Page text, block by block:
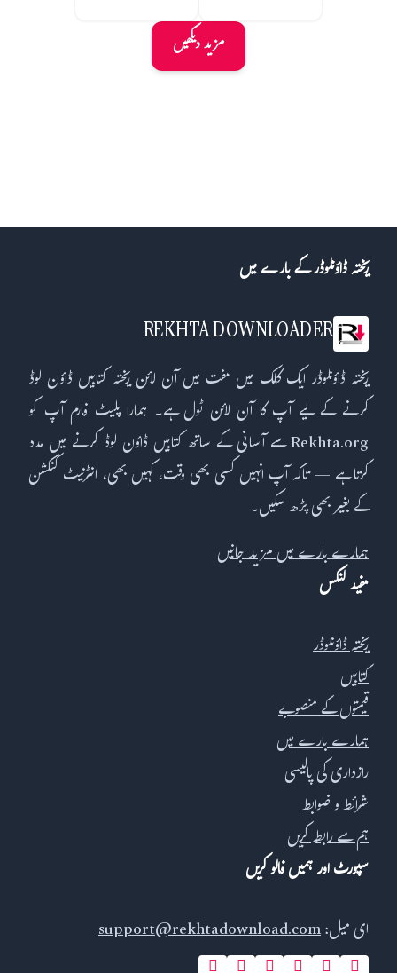
مزید دیکھیں
ریختہ ڈاؤنلوڈر کے بارے میں
REKHTA DOWNLOADER
ریختہ ڈاؤنلوڈر ایک کلک میں مفت میں آن لائن ریختہ کتابیں ڈاؤن لوڈ
کرنے کے لیے آپ کا آن لائن ٹول ہے۔ ہمارا پلیٹ فارم آپ کو
Rekhta.org سے آسانی کے ساتھ کتابیں ڈاؤن لوڈ کرنے میں مدد
کرتا ہے — تاکہ آپ انہیں کسی بھی وقت، کہیں بھی، انٹرنیٹ کنکشن
کے بغیر بھی پڑھ سکیں۔
ہمارے بارے میں مزید جانیں
مفید لنکس
ریختہ ڈاؤنلوڈر
کتابیں
قیمتوں کے منصوبے
ہمارے بارے میں
رازداری کی پالیسی
شرائط و ضوابط
ہم سے رابطہ کریں
سپورٹ اور ہمیں فالو کریں
ای میل:support@rekhtadownload.com